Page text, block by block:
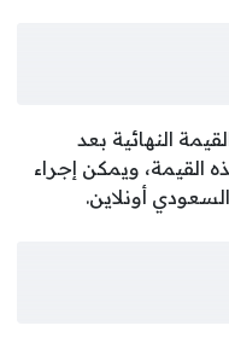
النهائية بعد
القيمة، ويمكن إجراء
أونلاين.